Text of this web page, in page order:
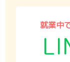
就業